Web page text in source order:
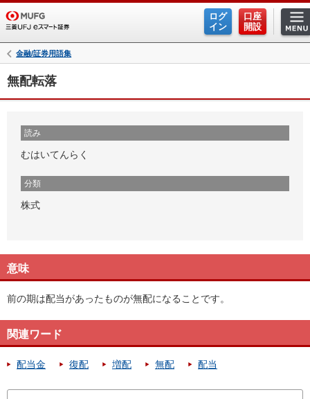
ログ
イン
口座
開設
金融/証券用語集
無配転落
読み
むはいてんらく
分類
株式
意味
前の期は配当があったものが無配になることです。
関連ワード
配当金 復配 増配 無配 配当